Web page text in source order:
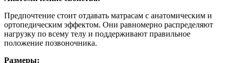
Предпочтение стоит отдавать матрасам с анатомическим и
ортопедическим эффектом. Они равномерно распределяют
нагрузку по всему телу и поддерживают правильное
положение позвоночника.
Размеры: